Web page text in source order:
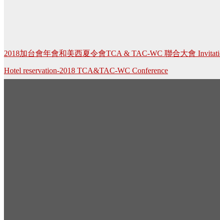
Post
navigation
2018加台會年會和美西夏令會TCA & TAC-WC 聯合大會
Hotel reservation-2018 TCA&TAC-WC Conference